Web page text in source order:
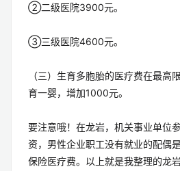
②二级医院3900元。
③三级医院4600元。
（三）生育多胞胎的医疗费在最高
育一婴，增加1000元。
要注意哦！在龙岩，机关事业单位
资，男性企业职工没有就业的配偶
保险医疗费。以上就是我整理的龙